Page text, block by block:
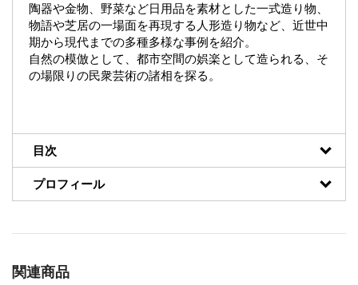
陶器や金物、野菜など日用品を素材とした一式造り物、
物語や芝居の一場面を再現する人形造り物など、近世中
期から現代までの多種多様な事例を紹介。
自然の模倣として、都市空間の娯楽として造られる、そ
の場限りの民衆芸術の諸相を探る。
目次
プロフィール
関連商品